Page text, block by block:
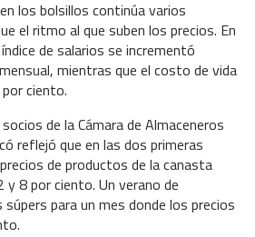
los bolsillos continúa varios
el ritmo al que suben los precios. En
de salarios se incrementó
mientras que el costo de vida
ciento.
de la Cámara de Almaceneros
reflejó que en las dos primeras
de productos de la canasta
y 8 por ciento. Un verano de
para un mes donde los precios